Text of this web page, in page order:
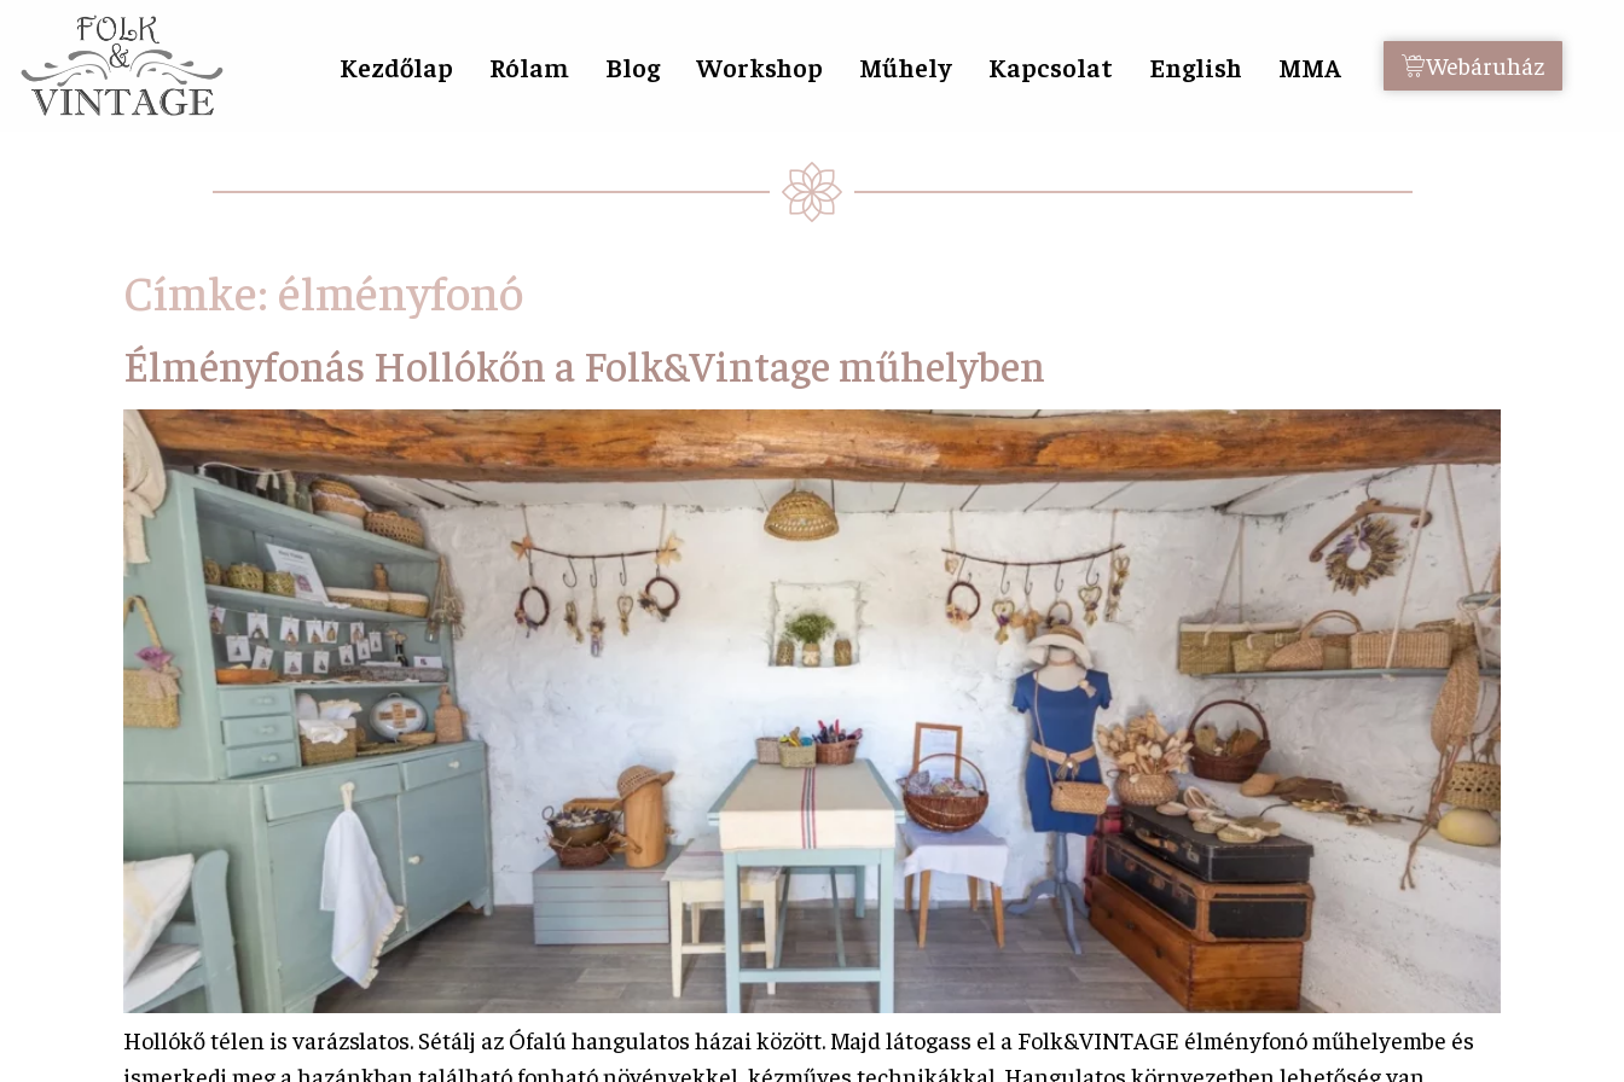
Kezdőlap Rólam Blog Workshop Műhely Kapcsolat English MMA Webáruház
Címke: élményfonó
Élményfonás Hollókőn a Folk&Vintage műhelyben
Hollókő télen is varázslatos. Sétálj az Ófalú hangulatos házai között. Majd látogass el a Folk&VINTAGE élményfonó műhelyembe és
ismerkedj meg a hazánkban található fonható növényekkel, kézműves technikákkal. Hangulatos környezetben lehetőség van